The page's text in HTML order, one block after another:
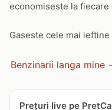
economiseste la fiecare
Gaseste cele mai
Benzinarii langa mine
Prețuri live pe